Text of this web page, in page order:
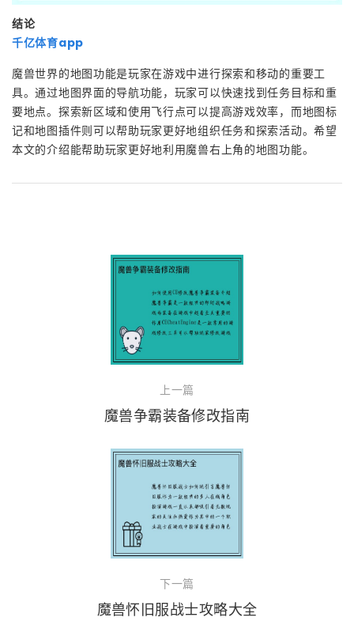
结论
千亿体育app
魔兽世界的地图功能是玩家在游戏中进行探索和移动的重要工
具。通过地图界面的导航功能，玩家可以快速找到任务目标和重
要地点。探索新区域和使用飞行点可以提高游戏效率，而地图标
记和地图插件则可以帮助玩家更好地组织任务和探索活动。希望
本文的介绍能帮助玩家更好地利用魔兽右上角的地图功能。
上一篇
魔兽争霸装备修改指南
下一篇
魔兽怀旧服战士攻略大全